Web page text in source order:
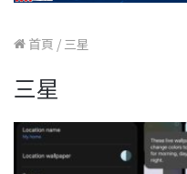
首頁 / 三星
三星